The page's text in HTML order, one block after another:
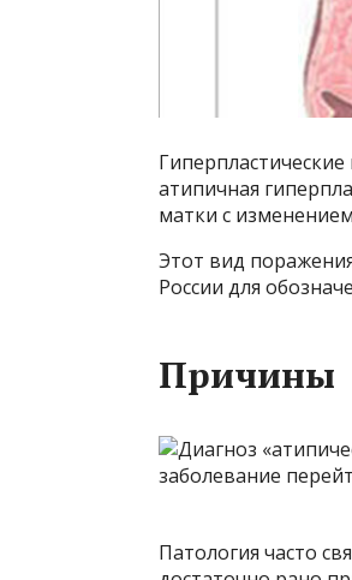
атипичная
матки с
Этот вид
России для
Причины
Патология часто